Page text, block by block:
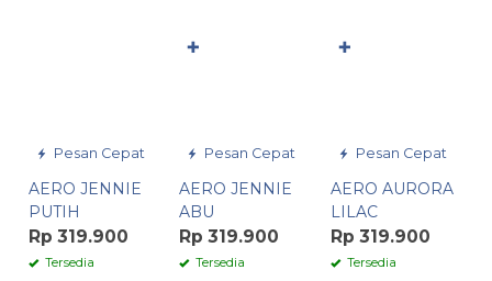
Pesan Cepat
AERO JENNIE
PUTIH
Rp 319.900
Tersedia
Pesan Cepat
AERO JENNIE
ABU
Rp 319.900
Tersedia
✚
Pesan Cepat
AERO AURORA
LILAC
Rp 319.900
Tersedia
✚